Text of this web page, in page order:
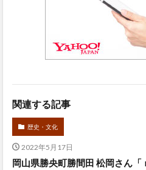
関連する記事
歴史・文化
2022年5月17日
岡山県勝央町勝間田 松岡さん